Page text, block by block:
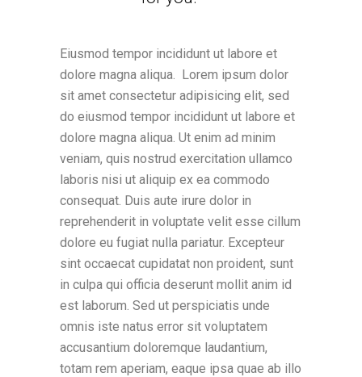
Eiusmod tempor incididunt ut labore et
dolore magna aliqua. Lorem ipsum dolor
sit amet consectetur adipisicing elit, sed
do eiusmod tempor incididunt ut labore et
dolore magna aliqua. Ut enim ad minim
veniam, quis nostrud exercitation ullamco
laboris nisi ut aliquip ex ea commodo
consequat. Duis aute irure dolor in
reprehenderit in voluptate velit esse cillum
dolore eu fugiat nulla pariatur. Excepteur
sint occaecat cupidatat non proident, sunt
in culpa qui officia deserunt mollit anim id
est laborum. Sed ut perspiciatis unde
omnis iste natus error sit voluptatem
accusantium doloremque laudantium,
totam rem aperiam, eaque ipsa quae ab illo